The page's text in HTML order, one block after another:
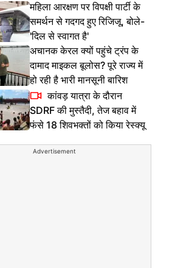
महिला आरक्षण पर विपक्षी पार्टी के
समर्थन से गदगद हुए रिजिजू, बोले-
'दिल से स्वागत है'
अचानक केरल क्यों पहुंचे ट्रंप के
दामाद माइकल बूलोस? पूरे राज्य में
हो रही है भारी मानसूनी बारिश
कांवड़ यात्रा के दौरान
SDRF की मुस्तैदी, तेज बहाव में
फंसे 18 शिवभक्तों को किया रेस्क्यू
Advertisement